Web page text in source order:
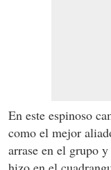
En este espinoso
como el mejor
arrase en el grupo